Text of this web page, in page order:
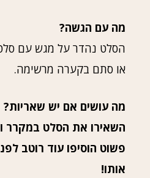
מה עם הגשה?
הסלט נהדר על מגש עם סלטים
או סתם בקערה מרשימה.
מה עושים אם יש שאריות?
השאירו את הסלט במקרר והוא
פשוט הוסיפו עוד רוטב לפני